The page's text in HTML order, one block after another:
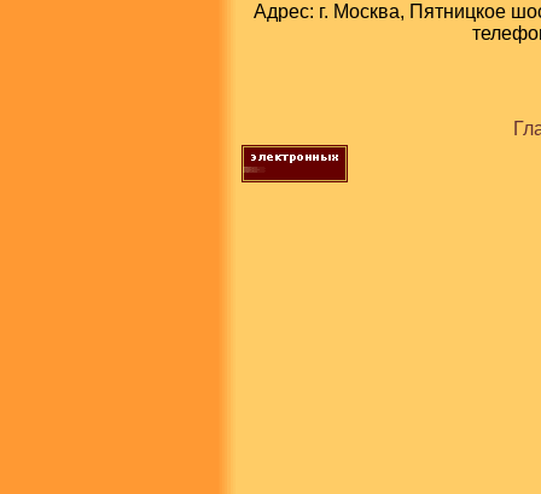
Адрес: г. Москва, Пятницкое